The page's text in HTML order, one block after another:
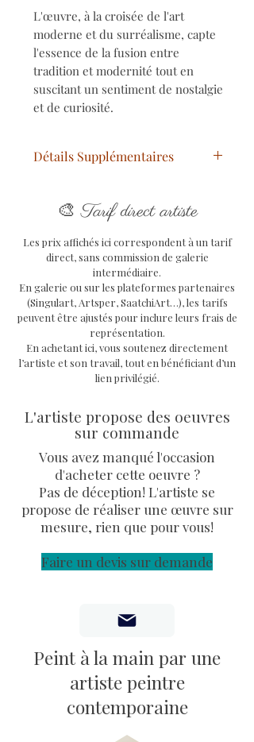
L'œuvre, à la croisée de l'art
moderne et du surréalisme, capte
l'essence de la fusion entre
tradition et modernité tout en
suscitant un sentiment de nostalgie
et de curiosité.
Détails Supplémentaires
Fait Main
Dimensions : H 23 cm /⨁ 7 cm
Technique : Mixte (Collage,
Aérosol, Résine sur métal)
Thème : Paris, Tour Eiffel,
Campbell Soupe, Pop Art,
Street Art
Livraison gratuite en France
métropolitaine
Envoi en colissimo avec
entièrement sécurisée de
l'oeuvre
Certificat d'authenticité
fourni
🎨 Tarif direct artiste
Les prix affichés ici correspondent à un tarif
direct, sans commission de galerie
intermédiaire.
En galerie ou sur les plateformes partenaires
(Singulart, Artsper, SaatchiArt…), les tarifs
peuvent être ajustés pour inclure leurs frais de
représentation.
En achetant ici, vous soutenez directement
l’artiste et son travail, tout en bénéficiant d’un
lien privilégié.
L'artiste propose des oeuvres
sur commande
Vous avez manqué l'occasion
d'acheter cette oeuvre ?
Pas de déception! L'artiste se
propose de réaliser une œuvre sur
mesure, rien que pour vous!
Faire un devis sur demande
Peint à la main par une
artiste peintre
contemporaine